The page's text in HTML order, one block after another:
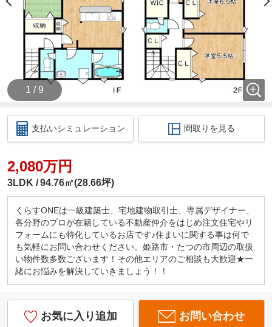
1 / 9
支払いシミュレーション 間取りを見る
2,080万円
3LDK 94.76㎡(28.66坪)
くらすONEは一級建築士、宅地建物取引士、専属デザイナー、
各分野のプロが在籍している不動産仲介をはじめ注文住宅やリ
フォームにも特化しているお店です♪住まいに関する事は何で
も気軽にお問い合わせください。姫路市・たつの市周辺の取扱
い物件数多数ございます！その他エリアのご相談も大歓迎★一
緒にお悩みを解決していきましょう！！
お気に入り追加 お問い合わせ